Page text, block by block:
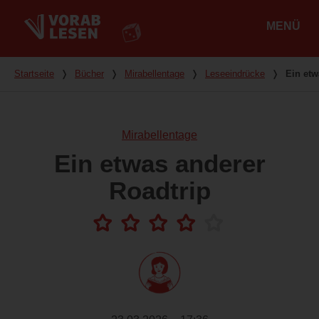
MENÜ
Du bist hier
Startseite ❭ Bücher ❭ Mirabellentage ❭ Leseeindrücke ❭ Ein
Mirabellentage
Ein etwas anderer
Roadtrip